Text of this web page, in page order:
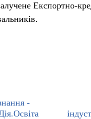
Експортно-
-